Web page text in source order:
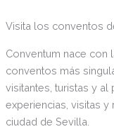
una master class
Maquiavelo, Abades
elaborará un plato
caracterizado por un
Bourbon y Jerez, y
elaborado con este
Visita los conventos
Conventum nace con
conventos más
visitantes, turistas y
experiencias, visitas
ciudad de Sevilla.